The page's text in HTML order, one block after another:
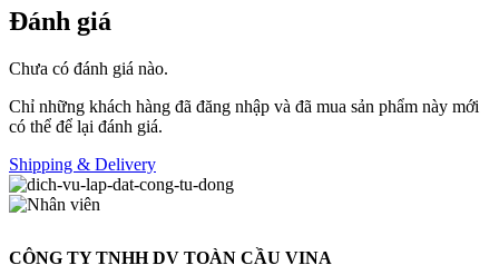
Đánh giá
Chưa có đánh giá nào.
Chỉ những khách hàng đã đăng nhập và đã mua sản phẩm này mới
có thể để lại đánh giá.
Shipping & Delivery
CÔNG TY TNHH DV TOÀN CẦU VINA